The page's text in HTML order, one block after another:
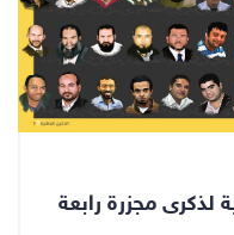
مجزرة رابعة